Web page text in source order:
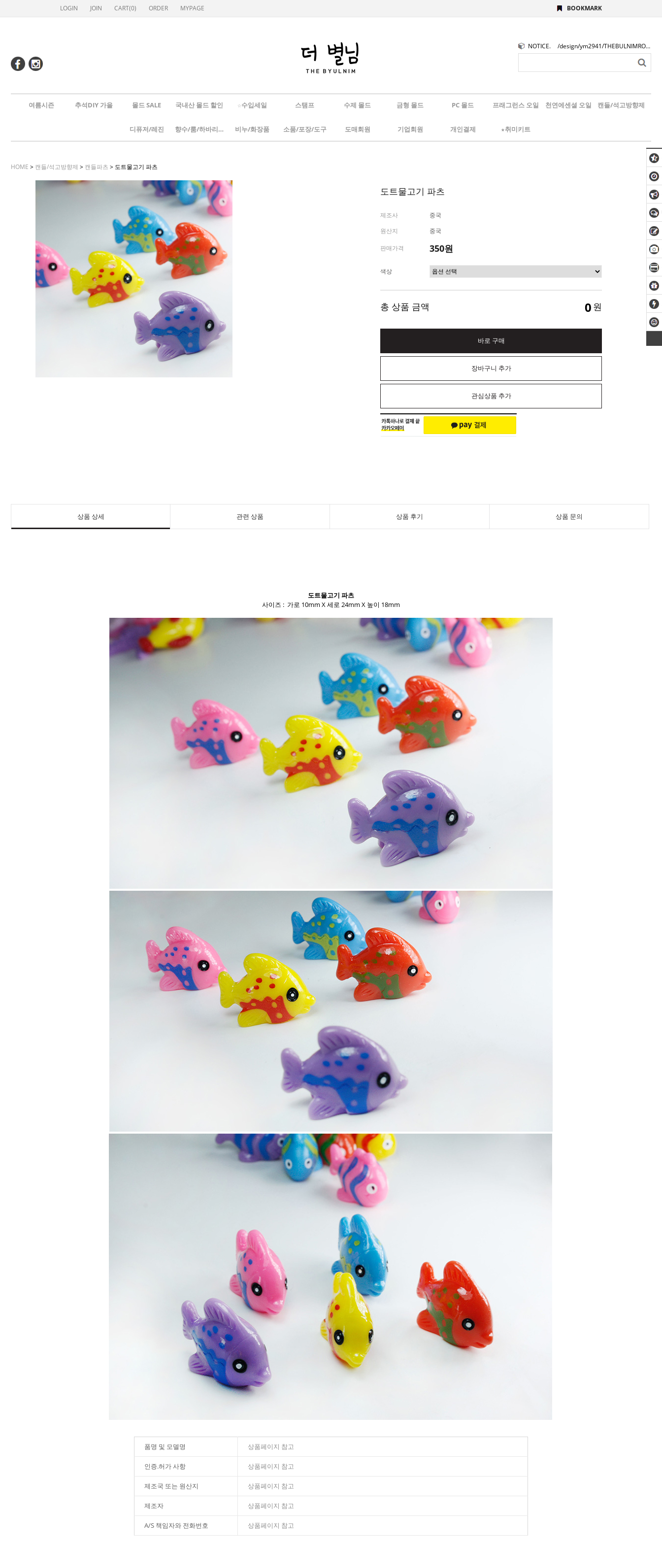
LOGIN JOIN CART(0) ORDER MYPAGE BOOKMARK
NOTICE. /design/ym2941/THEBULNIMROGO.png
여름시즌 추석DIY 가을 몰드 SALE 국내산 몰드 할인 ☆수입세일 스탬프 수제 몰드 금형 몰드 PC 몰드 프래그런스 오일 천연에센셜 오일 캔들/석고방향제
디퓨저/레진 향수/룸/하바리움 비누/화장품 소품/포장/도구 도매회원 기업회원 개인결제 ★취미키트
HOME > 캔들/석고방향제 > 캔들파츠 > 도트물고기 파츠
도트물고기 파츠
제조사
중국
원산지
중국
판매가격 350원
색상
총 상품 금액 0 원
바로 구매
장바구니 추가
관심상품 추가
상품 상세 관련 상품 상품 후기 상품 문의
도트물고기 파츠
사이즈 : 가로 10mm X 세로 24mm X 높이 18mm
품명 및 모델명 상품페이지 참고
인증.허가 사항 상품페이지 참고
제조국 또는 원산지 상품페이지 참고
제조자 상품페이지 참고
A/S 책임자와 전화번호 상품페이지 참고